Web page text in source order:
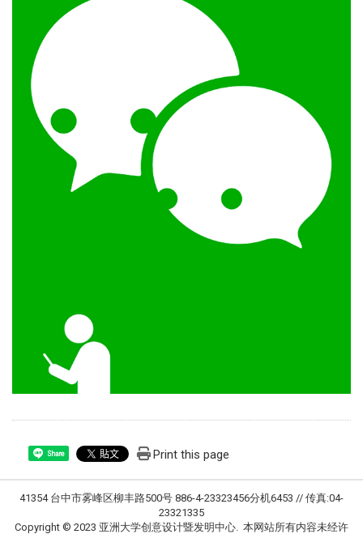
Share Print this page
41354 台中市雾峰区柳丰路500号 886-4-23323456分机6453 // 传真:04-
23321335
Copyright © 2023 亚洲大学创意设计暨发明中心. 本网站所有内容未经许